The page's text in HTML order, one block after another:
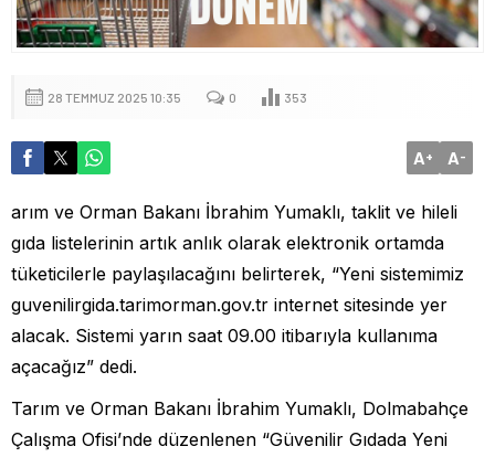
28 TEMMUZ 2025 10:35 0 353
A+ A-
arım ve Orman Bakanı İbrahim Yumaklı, taklit ve hileli
gıda listelerinin artık anlık olarak elektronik ortamda
tüketicilerle paylaşılacağını belirterek, “Yeni sistemimiz
guvenilirgida.tarimorman.gov.tr internet sitesinde yer
alacak. Sistemi yarın saat 09.00 itibarıyla kullanıma
açacağız” dedi.
Tarım ve Orman Bakanı İbrahim Yumaklı, Dolmabahçe
Çalışma Ofisi’nde düzenlenen “Güvenilir Gıdada Yeni